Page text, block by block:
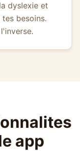
dyslexie et
besoins.
app